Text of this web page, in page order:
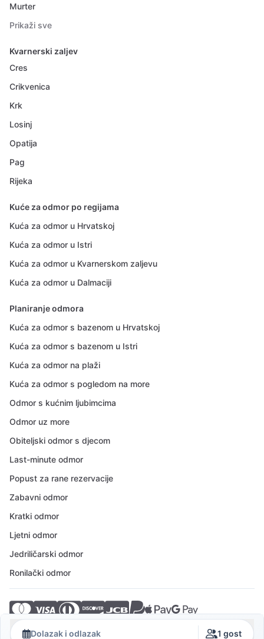
Dolazak i odlazak 1 gost
Murter
Prikaži sve
Kvarnerski zaljev
Cres
Crikvenica
Krk
Losinj
Opatija
Pag
Rijeka
Kuće za odmor po regijama
Kuća za odmor u Hrvatskoj
Kuća za odmor u Istri
Kuća za odmor u Kvarnerskom zaljevu
Kuća za odmor u Dalmaciji
Planiranje odmora
Kuća za odmor s bazenom u Hrvatskoj
Kuća za odmor s bazenom u Istri
Kuća za odmor na plaži
Kuća za odmor s pogledom na more
Odmor s kućnim ljubimcima
Odmor uz more
Obiteljski odmor s djecom
Last-minute odmor
Popust za rane rezervacije
Zabavni odmor
Kratki odmor
Ljetni odmor
Jedriličarski odmor
Ronilački odmor
© 2026 Crovillas GmbH